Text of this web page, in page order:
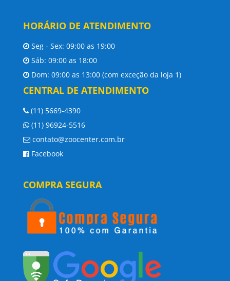
HORÁRIO DE ATENDIMENTO
Seg - Sex: 09:00 as 19:00
Sáb: 09:00 as 18:00
Dom: 09:00 as 13:00 (com exceção da loja 1)
CENTRAL DE ATENDIMENTO
(11) 5669-4390
(11) 96924-5516
contato@zoocenter.com.br
Facebook
COMPRA SEGURA